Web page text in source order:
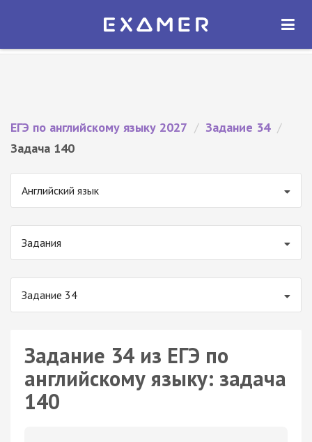
Экзамер — ЕГЭ 2027
ОТКРЫТЬ
ЕГЭ по английскому языку 2027 / Задание 34 /
Задача 140
Английский язык
Задания
Задание 34
Задание 34 из ЕГЭ по
английскому языку: задача
140